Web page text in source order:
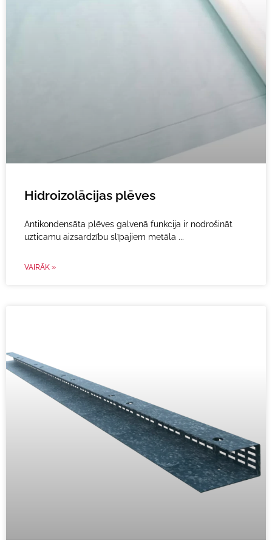
Hidroizolācijas plēves
Antikondensāta plēves galvenā funkcija ir nodrošināt
uzticamu aizsardzību slīpajiem metāla
VAIRĀK »